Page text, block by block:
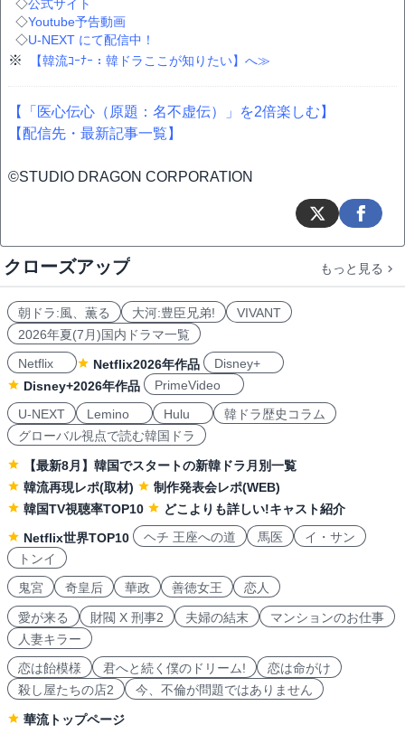
◇公式サイト
◇Youtube予告動画
◇U-NEXT にて配信中！
※ 【韓流ｺｰﾅｰ：韓ドラここが知りたい】へ≫
【「医心伝心（原題：名不虚伝）」を2倍楽しむ】
【配信先・最新記事一覧】
©STUDIO DRAGON CORPORATION
クローズアップ もっと見る
朝ドラ:風、薫る 大河:豊臣兄弟!
VIVANT
2026年夏(7月)国内ドラマ一覧
Netflix
Netflix2026年作品
Disney+
Disney+2026年作品
PrimeVideo
U-NEXT
Lemino Hulu
韓ドラ歴史コラム
グローバル視点で読む韓国ドラ
【最新8月】韓国でスタートの新韓ドラ月別一覧
韓流再現レポ(取材)
制作発表会レポ(WEB)
韓国TV視聴率TOP10
どこよりも詳しい!キャスト紹介
Netflix世界TOP10
ヘチ 王座への道 馬医
イ・サン
トンイ
鬼宮
奇皇后 華政 善徳女王 恋人
愛が来る 財閥 X 刑事2 夫婦の結末
マンションのお仕事
人妻キラー
恋は飴模様
君へと続く僕のドリーム!
恋は命がけ
殺し屋たちの店2
今、不倫が問題ではありません
華流トップページ